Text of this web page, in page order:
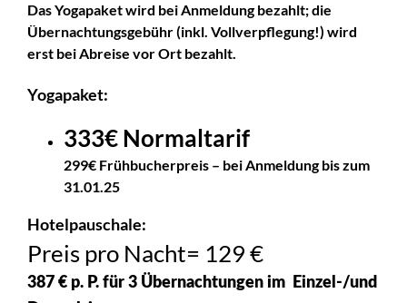
Das Yogapaket wird bei Anmeldung bezahlt; die
Übernachtungsgebühr (inkl. Vollverpflegung!) wird
erst bei Abreise vor Ort bezahlt.
Yogapaket:
333€ Normaltarif
299€ Frühbucherpreis – bei Anmeldung bis zum
31.01.25
Hotelpauschale:
Preis pro Nacht= 129 €
387 € p. P. für 3 Übernachtungen im Einzel-/und